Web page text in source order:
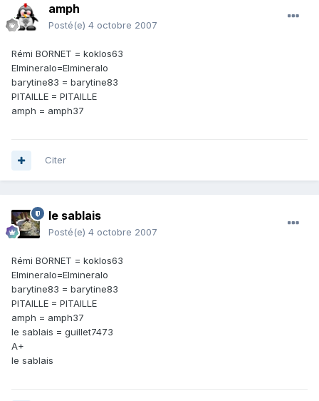
amph
Posté(e) 4 octobre 2007
Rémi BORNET = koklos63
Elmineralo=Elmineralo
barytine83 = barytine83
PITAILLE = PITAILLE
amph = amph37
Citer
le sablais
Posté(e) 4 octobre 2007
Rémi BORNET = koklos63
Elmineralo=Elmineralo
barytine83 = barytine83
PITAILLE = PITAILLE
amph = amph37
le sablais = guillet7473
A+
le sablais